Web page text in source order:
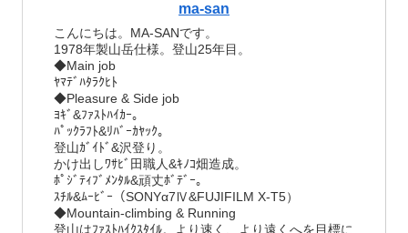
ma-san
こんにちは。MA-SANです。
1978年製山岳仕様。登山25年目。
◆Main job
ﾔﾏﾃﾞﾊﾀﾗｸﾋﾄ
◆Pleasure & Side job
ﾖｷﾞ&ﾌｧｽﾄﾊｲｶｰ。
ﾊﾟｯｸﾗﾌﾄ&ﾘﾊﾞｰｶﾔｯｸ。
登山ｶﾞｲﾄﾞ&沢登り。
かけ出しﾜｻﾋﾞ田職人&ｷﾉｺ畑造成。
ﾎﾟｼﾞﾃｨﾌﾞﾒﾝﾀﾙ&頑丈ﾎﾞﾃﾞｰ。
ｽﾁﾙ&ﾑｰﾋﾞｰ（SONYα7Ⅳ&FUJIFILM X-T5）
◆Mountain-climbing & Running
登山はﾌｧｽﾄﾊｲｸｽﾀｲﾙ。より速く、より遠くへを目標に